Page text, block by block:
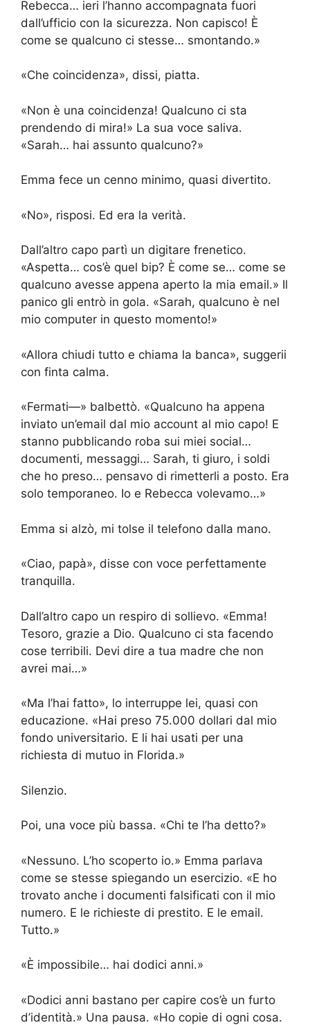
Rebecca… ieri l’hanno accompagnata fuori
dall’ufficio con la sicurezza. Non capisco! È
come se qualcuno ci stesse… smontando.»
«Che coincidenza», dissi, piatta.
«Non è una coincidenza! Qualcuno ci sta
prendendo di mira!» La sua voce saliva.
«Sarah… hai assunto qualcuno?»
Emma fece un cenno minimo, quasi divertito.
«No», risposi. Ed era la verità.
Dall’altro capo partì un digitare frenetico.
«Aspetta… cos’è quel bip? È come se… come se
qualcuno avesse appena aperto la mia email.» Il
panico gli entrò in gola. «Sarah, qualcuno è nel
mio computer in questo momento!»
«Allora chiudi tutto e chiama la banca», suggerii
con finta calma.
«Fermati—» balbettò. «Qualcuno ha appena
inviato un’email dal mio account al mio capo! E
stanno pubblicando roba sui miei social…
documenti, messaggi… Sarah, ti giuro, i soldi
che ho preso… pensavo di rimetterli a posto. Era
solo temporaneo. Io e Rebecca volevamo…»
Emma si alzò, mi tolse il telefono dalla mano.
«Ciao, papà», disse con voce perfettamente
tranquilla.
Dall’altro capo un respiro di sollievo. «Emma!
Tesoro, grazie a Dio. Qualcuno ci sta facendo
cose terribili. Devi dire a tua madre che non
avrei mai…»
«Ma l’hai fatto», lo interruppe lei, quasi con
educazione. «Hai preso 75.000 dollari dal mio
fondo universitario. E li hai usati per una
richiesta di mutuo in Florida.»
Silenzio.
Poi, una voce più bassa. «Chi te l’ha detto?»
«Nessuno. L’ho scoperto io.» Emma parlava
come se stesse spiegando un esercizio. «E ho
trovato anche i documenti falsificati con il mio
numero. E le richieste di prestito. E le email.
Tutto.»
«È impossibile… hai dodici anni.»
«Dodici anni bastano per capire cos’è un furto
d’identità.» Una pausa. «Ho copie di ogni cosa.